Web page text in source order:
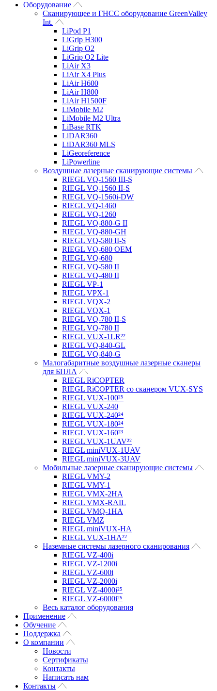
Оборудование
Сканирующее и ГНСС оборудование GreenValley
Int.
LiPod P1
LiGrip H300
LiGrip O2
LiGrip O2 Lite
LiAir X3
LiAir X4 Plus
LiAir H600
LiAir H800
LiAir H1500F
LiMobile M2
LiMobile M2 Ultra
LiBase RTK
LiDAR360
LiDAR360 MLS
LiGeoreference
LiPowerline
Воздушные лазерные сканирующие системы
RIEGL VQ-1560 III-S
RIEGL VQ-1560 II-S
RIEGL VQ-1560i-DW
RIEGL VQ-1460
RIEGL VQ-1260
RIEGL VQ-880-G II
RIEGL VQ-880-GH
RIEGL VQ-580 II-S
RIEGL VQ-680 OEM
RIEGL VQ-680
RIEGL VQ-580 II
RIEGL VQ-480 II
RIEGL VP-1
RIEGL VPX-1
RIEGL VQX-2
RIEGL VQX-1
RIEGL VQ-780 II-S
RIEGL VQ-780 II
RIEGL VUX-1LR²²
RIEGL VQ-840-GL
RIEGL VQ-840-G
Малогабаритные воздушные лазерные сканеры
для БПЛА
RIEGL RiCOPTER
RIEGL RiCOPTER со сканером VUX-SYS
RIEGL VUX-100²⁵
RIEGL VUX-240
RIEGL VUX-240²⁴
RIEGL VUX-180²⁴
RIEGL VUX-160²³
RIEGL VUX-1UAV²²
RIEGL miniVUX-1UAV
RIEGL miniVUX-3UAV
Мобильные лазерные сканирующие системы
RIEGL VMY-2
RIEGL VMY-1
RIEGL VMX-2HA
RIEGL VMX-RAIL
RIEGL VMQ-1HA
RIEGL VMZ
RIEGL miniVUX-HA
RIEGL VUX-1HA²²
Наземные системы лазерного сканирования
RIEGL VZ-400i
RIEGL VZ-1200i
RIEGL VZ-600i
RIEGL VZ-2000i
RIEGL VZ-4000i²⁵
RIEGL VZ-6000i²⁵
Весь каталог оборудования
Применение
Обучение
Поддержка
О компании
Новости
Сертификаты
Контакты
Написать нам
Контакты